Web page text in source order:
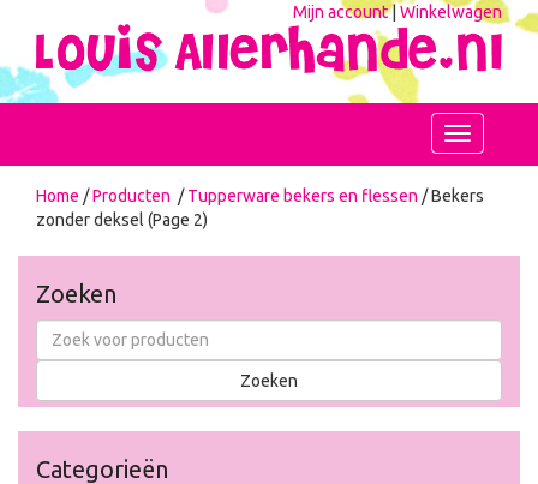
Mijn account|Winkelwagen
Toggle
navigation
Home /Producten /Tupperware bekers en flessen / Bekers
zonder deksel (Page 2)
Zoeken
Categorieën